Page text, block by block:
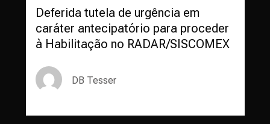
Deferida tutela de urgência em
caráter antecipatório para proceder
à Habilitação no RADAR/SISCOMEX
DB Tesser